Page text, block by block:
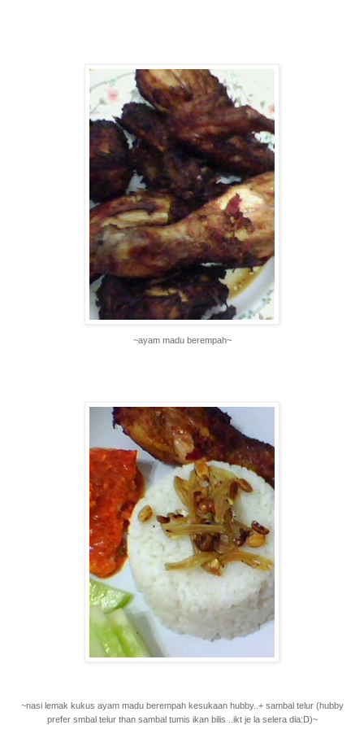
~ayam madu berempah~
~nasi lemak kukus ayam madu berempah kesukaan hubby..+ sambal telur (hubby
prefer smbal telur than sambal tumis ikan bilis ..ikt je la selera dia:D)~